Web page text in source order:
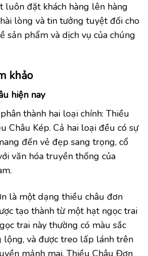
luôn đặt khách hàng lên hàng
lòng và tin tưởng tuyệt đối cho
sản phẩm và dịch vụ của chúng
khảo
hiện nay
thành hai loại chính: Thiều
Châu Kép. Cả hai loại đều có sự
đến vẻ đẹp sang trọng, cổ
văn hóa truyền thống của
là một dạng thiều châu đơn
tạo thành từ một hạt ngọc trai
trai này thường có màu sắc
lộng, và được treo lấp lánh trên
mảnh mai. Thiều Châu Đơn